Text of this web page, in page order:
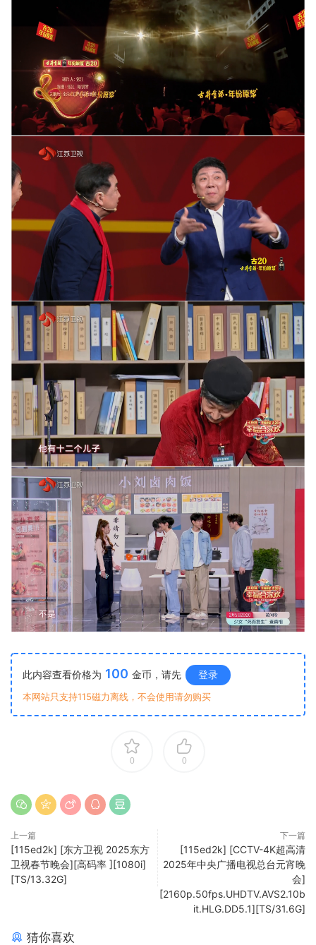
此内容查看价格为 100 金币，请先 登录
本网站只支持115磁力离线，不会使用请勿购买
0 0
上一篇
[115ed2k] [东方卫视 2025东方
卫视春节晚会][高码率 ][1080i]
[TS/13.32G]
下一篇
[115ed2k] [CCTV-4K超高清
2025年中央广播电视总台元宵晚
会]
[2160p.50fps.UHDTV.AVS2.10b
it.HLG.DD5.1][TS/31.6G]
猜你喜欢